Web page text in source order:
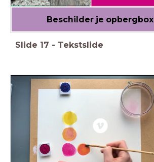
Beschilder je opbergbox
Slide 17 - Tekstslide